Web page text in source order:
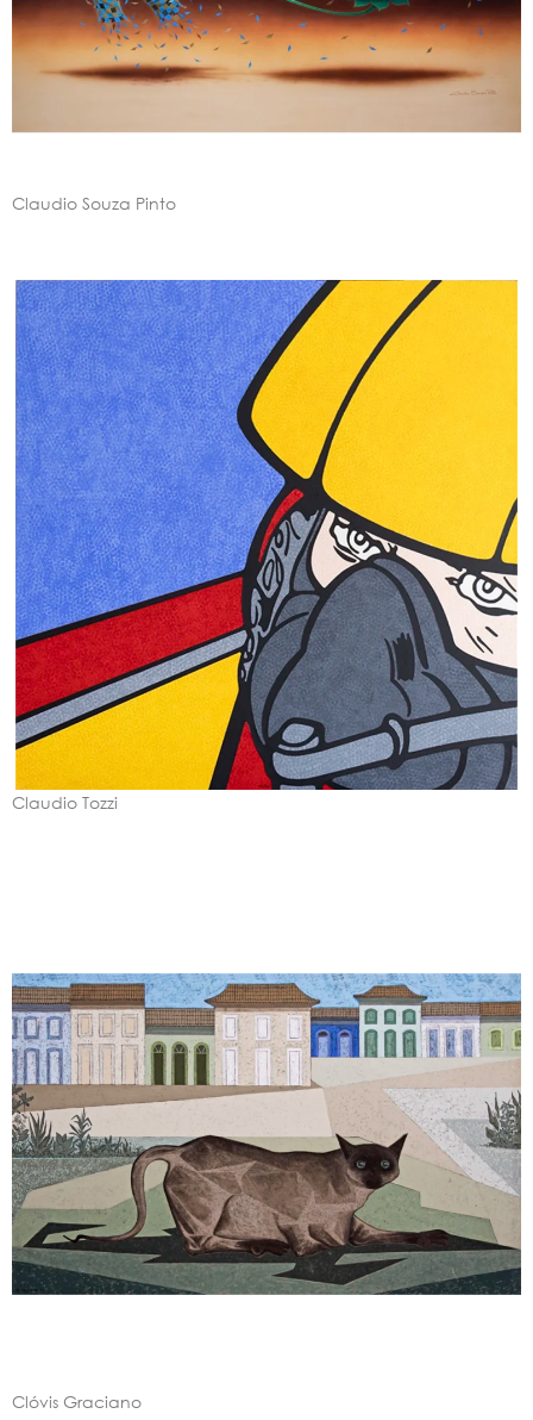
Claudio Souza Pinto
Claudio Tozzi
Clóvis Graciano